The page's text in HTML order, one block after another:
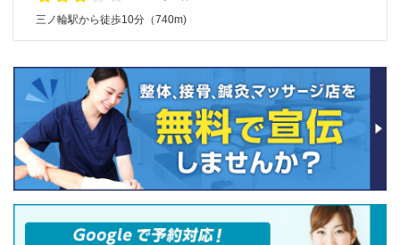
三ノ輪駅から徒歩10分（740m)